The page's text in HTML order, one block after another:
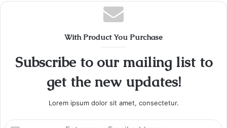
With Product You Purchase
Subscribe to our mailing list to
get the new updates!
Lorem ipsum dolor sit amet, consectetur.
Enter